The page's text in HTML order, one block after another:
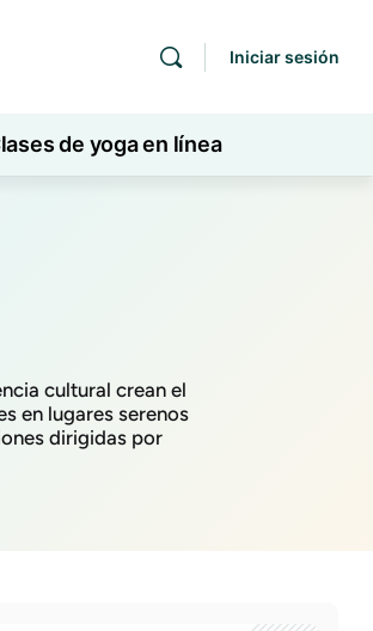
Iniciar sesión
de yoga en línea
cultural crean el
en lugares serenos
dirigidas por